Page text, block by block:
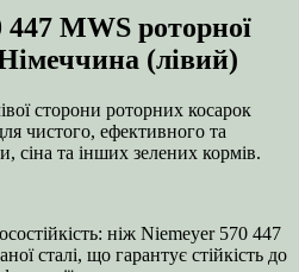
MWS роторної
(лівий)
сторони роторних косарок
чистого, ефективного та
сіна та інших зелених кормів.
ніж Niemeyer 570 447
сталі, що гарантує стійкість до